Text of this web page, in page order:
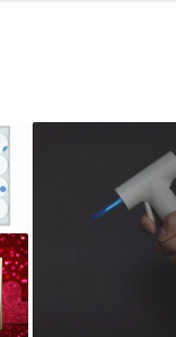
主義請謹慎下標！
是：「你們有賣聖木
少了一種說不上來的
一定要過自己這一